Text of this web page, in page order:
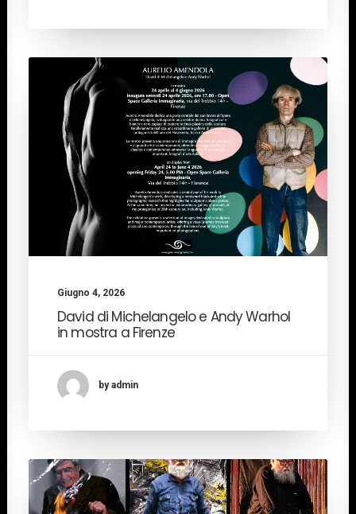
Giugno 4, 2026
David di Michelangelo e Andy Warhol
in mostra a Firenze
by admin